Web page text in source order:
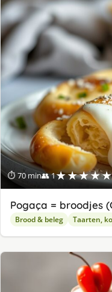
⏱ 70 min👥 1★★★★★
Pogaça = broodjes
Brood & beleg Taarten,